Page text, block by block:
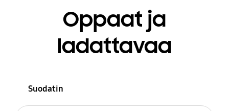
Oppaat ja
ladattavaa
Suodatin